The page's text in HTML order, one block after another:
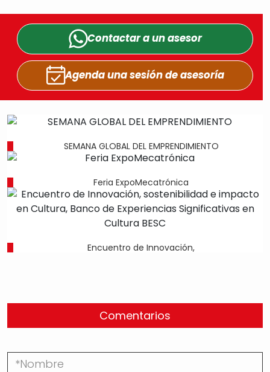
Contactar a unasesor
Agenda una sesiónde asesoría
SEMANA GLOBAL DEL EMPRENDIMIENTO
Feria ExpoMecatrónica
Encuentro de Innovación,
Comentarios